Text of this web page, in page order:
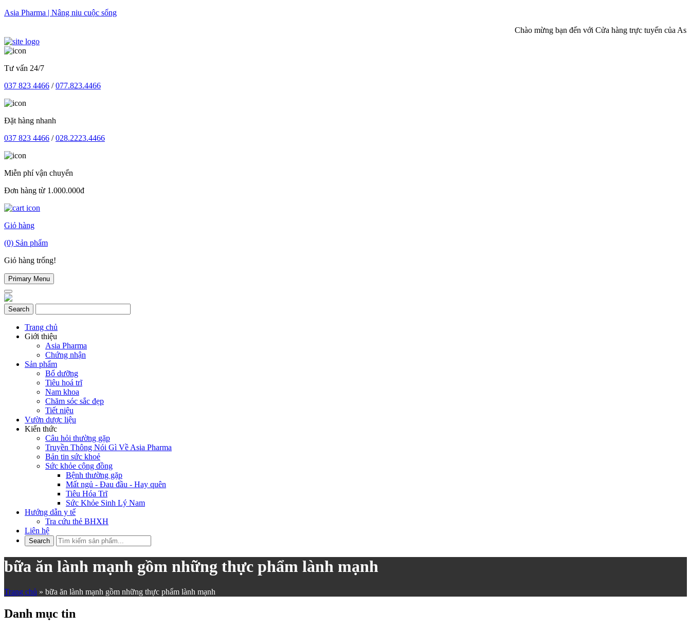
Skip
Asia Pharma | Nâng niu cuộc sống
Chào mừng bạn đến với Cửa hàng trực tuyến của Asia
Tư vấn 24/7
037 823 4466 /077.823.4466
Đặt hàng nhanh
037 823 4466 /028.2223.4466
Miễn phí vận chuyển
Đơn hàng từ 1.000.000đ
Giỏ hàng
(0) Sản phẩm
Giỏ hàng trống!
Primary Menu
Trang chủ
Giới thiệu
Asia Pharma
Chứng nhận
Sản phẩm
Bổ dưỡng
Tiêu hoá trĩ
Nam khoa
Chăm sóc sắc đẹp
Tiết niệu
Vườn dược liệu
Kiến thức
Câu hỏi thường gặp
Truyền Thông Nói Gì Về Asia Pharma
Bản tin sức khoẻ
Sức khỏe cộng đồng
Bệnh thường gặp
Mất ngủ - Đau đầu - Hay quên
Tiêu Hóa Trĩ
Sức Khỏe Sinh Lý Nam
Hướng dẫn y tế
Tra cứu thẻ BHXH
Liên hệ
bữa ăn lành mạnh gồm những thực phẩm lành mạnh
Trang chủ » bữa ăn lành mạnh gồm những thực phẩm lành mạnh
Danh mục tin